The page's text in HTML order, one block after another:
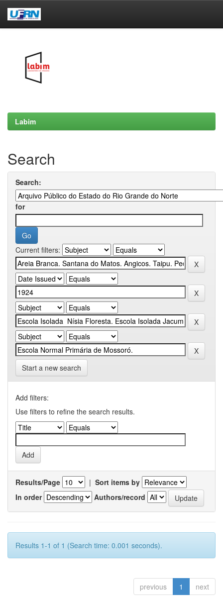
Labim
Search
Search:
for
Current filters:
Start a new search
Add filters:
Use filters to refine the search results.
Results/Page | Sort items by
In order
Authors/record
Results 1-1 of 1 (Search time: 0.001 seconds).
previous 1 next